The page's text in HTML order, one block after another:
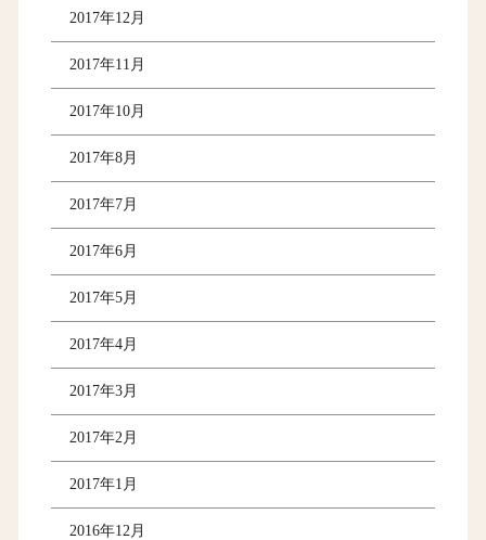
2017年12月
2017年11月
2017年10月
2017年8月
2017年7月
2017年6月
2017年5月
2017年4月
2017年3月
2017年2月
2017年1月
2016年12月